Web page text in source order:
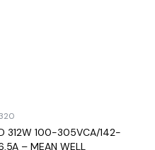
312W 100-305VCA/142-
– MEAN WELL